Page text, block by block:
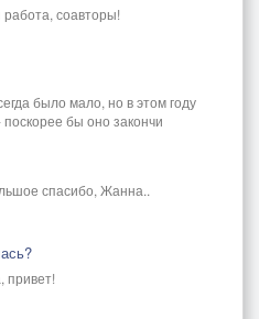
соавторы!
было мало, но в этом году
бы оно закончи
спасибо, Жанна..
привет!